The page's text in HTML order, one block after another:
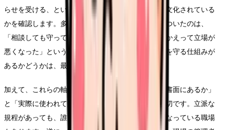
らせを受ける、といったことが起きない仕組みが明文化されている
かを確認します。多くの看護師さんが前の職場で傷ついたのは、
「相談しても守ってもらえなかった」「相談したらかえって立場が
悪くなった」という経験です。だからこそ、相談者を守る仕組みが
あるかどうかは、最優先で確かめたいポイントです。
加えて、これらの軸を確認する時は、「制度として書面にあるか」
と「実際に使われているか」を分けて見ることが大切です。立派な
規程があっても、誰も使ったことがなく、形だけになっている職場